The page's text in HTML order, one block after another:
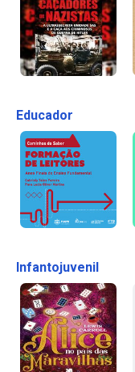
Educador
Infantojuvenil